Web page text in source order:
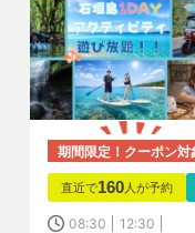
期間限定！クーポン対
直近で160人が予約
08:30
12:30